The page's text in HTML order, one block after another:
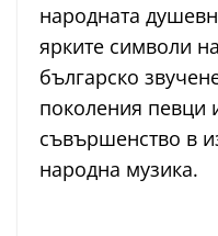
народната
ярките символи
българско
поколения певци
съвършенство в
народна музика.